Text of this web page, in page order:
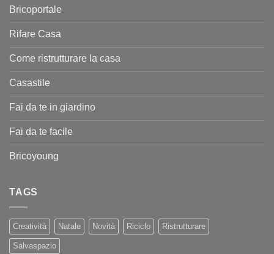
Bricoportale
Rifare Casa
Come ristrutturare la casa
Casastile
Fai da te in giardino
Fai da te facile
Bricoyoung
TAGS
Creatività Natale Novità Riciclo Ristrutturare
Salvaspazio